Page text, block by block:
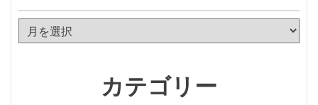
ー
カテゴリー